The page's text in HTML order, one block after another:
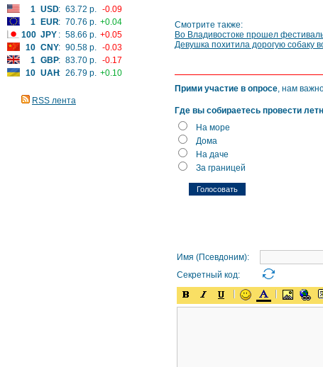
1 USD: 63.72 р. -0.09
1
EUR: 70.76 р. +0.04
100 JPY : 58.66 р. +0.05
10 CNY: 90.58 р. -0.03
1 GBP: 83.70 р. -0.17
10 UAH: 26.79 р. +0.10
RSS лента
Смотрите также:
Во Владивостоке прошел
Девушка похитила дорогую собаку
Прими участие в опросе, нам
Где вы собираетесь провести
На море
Дома
На даче
За границей
Имя (Псевдоним):
Секретный код: